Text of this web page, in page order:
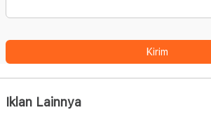
Kirim
Iklan Lainnya